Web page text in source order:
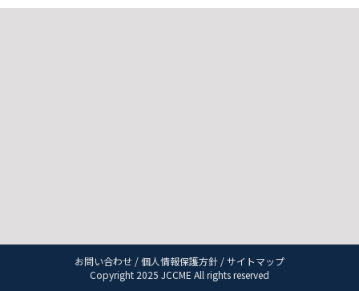
お問い合わせ /個人情報保護方針 /サイトマップ
Copyright 2025 JCCME All rights reserved